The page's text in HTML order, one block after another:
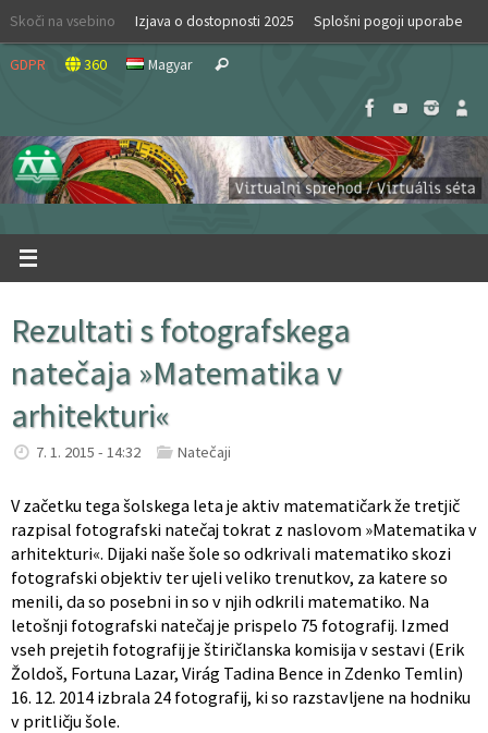
Skip
content
Skoči na vsebino Izjava o dostopnosti 2025 Splošni pogoji uporabe
GDPR 360 Magyar Search
Rezultati s fotografskega
natečaja »Matematika v
arhitekturi«
7. 1. 2015 - 14:32 Natečaji
V začetku tega šolskega leta je aktiv matematičark že tretjič
razpisal fotografski natečaj tokrat z naslovom »Matematika v
arhitekturi«. Dijaki naše šole so odkrivali matematiko skozi
fotografski objektiv ter ujeli veliko trenutkov, za katere so
menili, da so posebni in so v njih odkrili matematiko. Na
letošnji fotografski natečaj je prispelo 75 fotografij. Izmed
vseh prejetih fotografij je štiričlanska komisija v sestavi (Erik
Žoldoš, Fortuna Lazar, Virág Tadina Bence in Zdenko Temlin)
16. 12. 2014 izbrala 24 fotografij, ki so razstavljene na hodniku
v pritličju šole.